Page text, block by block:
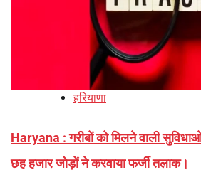
हरियाणा
Haryana : गरीबों को मिलने वाली
छह हजार जोड़ों ने करवाया फर्जी तलाक।